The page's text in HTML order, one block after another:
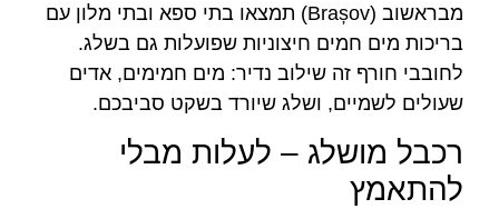
מבראשוב (Brașov) תמצאו בתי ספא ובתי מלון עם
בריכות מים חמים חיצוניות שפועלות גם בשלג.
לחובבי חורף זה שילוב נדיר: מים חמימים, אדים
שעולים לשמיים, ושלג שיורד בשקט סביבכם.
רכבל מושלג – לעלות מבלי
להתאמץ